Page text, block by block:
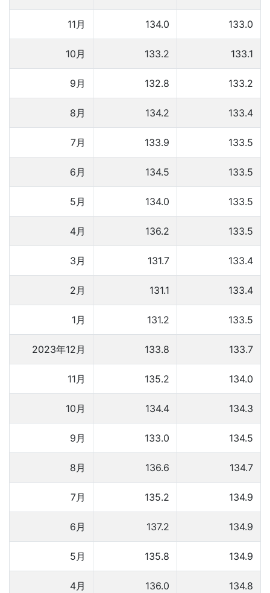
11月 134.0 133.0
10月 133.2 133.1
9月 132.8 133.2
8月 134.2 133.4
7月 133.9 133.5
6月 134.5 133.5
5月 134.0 133.5
4月 136.2 133.5
3月 131.7 133.4
2月 131.1 133.4
1月 131.2 133.5
2023年12月 133.8 133.7
11月 135.2 134.0
10月 134.4 134.3
9月 133.0 134.5
8月 136.6 134.7
7月 135.2 134.9
6月 137.2 134.9
5月 135.8 134.9
4月 136.0 134.8